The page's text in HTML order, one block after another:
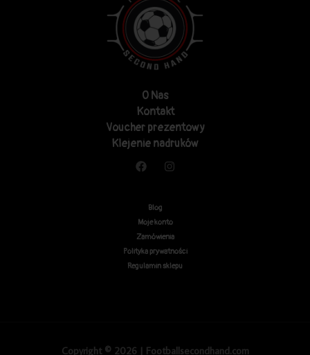
O Nas
Kontakt
Voucher prezentowy
Klejenie nadruków
Blog
Moje konto
Zamówienia
Polityka prywatności
Regulamin sklepu
Copyright © 2026 | Footballsecondhand.com